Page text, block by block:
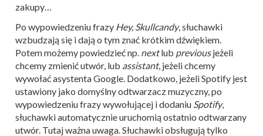
zakupy…
Po wypowiedzeniu frazy Hey, Skullcandy, słuchawki
wzbudzają się i dają o tym znać krótkim dźwiękiem.
Potem możemy powiedzieć np. nextlub previousjeżeli
chcemy zmienić utwór, lub assistant, jeżeli chcemy
wywołać asystenta Google. Dodatkowo, jeżeli Spotify jest
ustawiony jako domyślny odtwarzacz muzyczny, po
wypowiedzeniu frazy wywołującej i dodaniu Spotify,
słuchawki automatycznie uruchomią ostatnio odtwarzany
utwór. Tutaj ważna uwaga. Słuchawki obsługują tylko